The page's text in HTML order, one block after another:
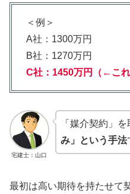
＜例＞
A社：1300万円
B社：1270万円
C社：1450万円
（←こ
宅建士：山口
「媒介契約」
み」という手法
最初は高い期待を持たせて